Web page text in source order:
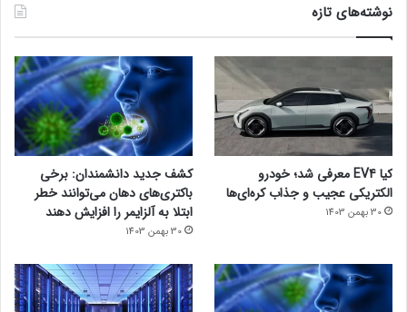
نوشته‌های تازه
کیا EV4 معرفی شد؛ خودرو
الکتریکی عجیب و جذاب کره‌ای‌ها
30 بهمن 1403
کشف جدید دانشمندان: برخی
باکتری‌های دهان می‌توانند خطر
ابتلا به آلزایمر را افزایش دهند
30 بهمن 1403